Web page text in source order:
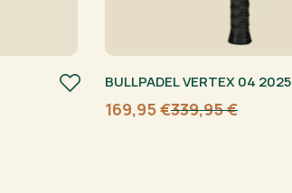
BULLPADEL VERTEX 04 2025
339,95€
Algne
169,95€
Current